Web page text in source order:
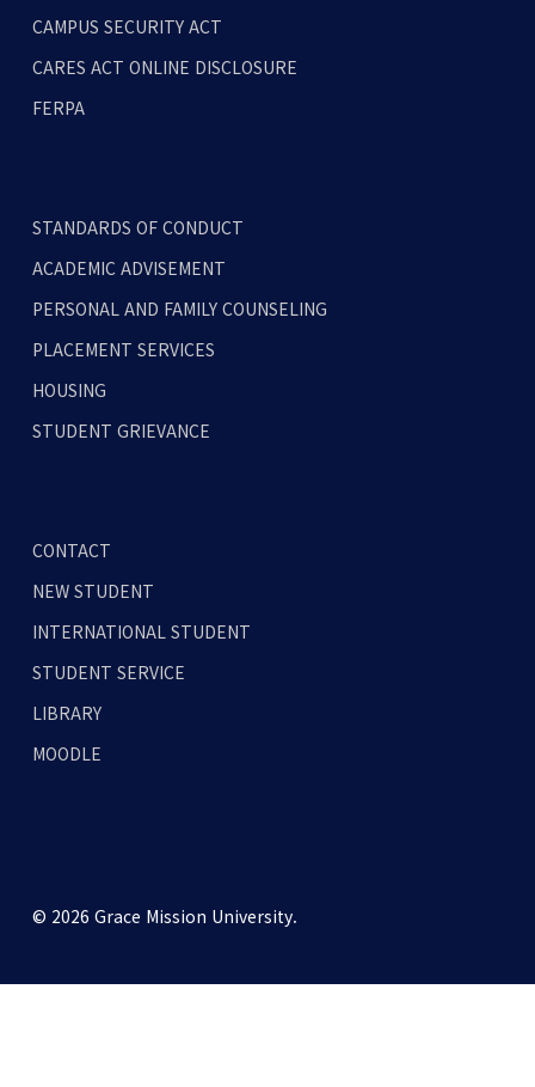
CAMPUS SECURITY ACT
CARES ACT ONLINE DISCLOSURE
FERPA
STANDARDS OF CONDUCT
ACADEMIC ADVISEMENT
PERSONAL AND FAMILY COUNSELING
PLACEMENT SERVICES
HOUSING
STUDENT GRIEVANCE
CONTACT
NEW STUDENT
INTERNATIONAL STUDENT
STUDENT SERVICE
LIBRARY
MOODLE
© 2026 Grace Mission University.